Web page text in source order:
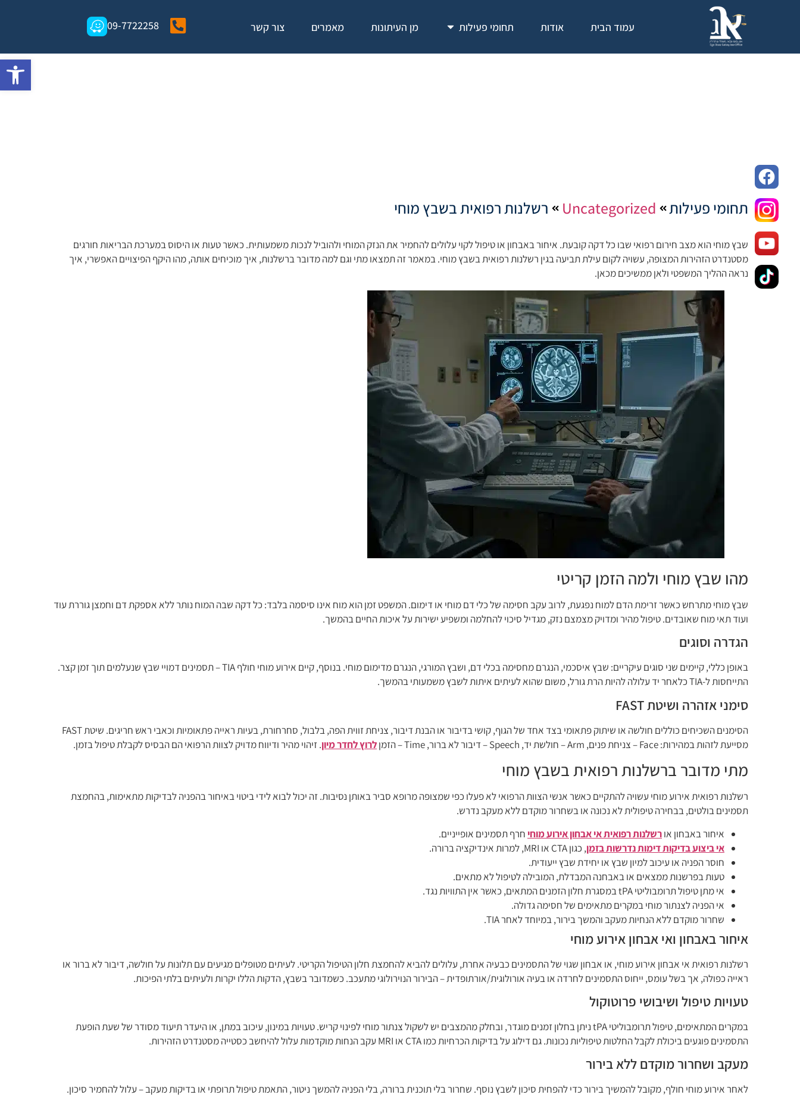
עמוד הבית אודות תחומי פעילות מן העיתונות מאמרים צור קשר 09-7722258 רשלנות רפואית בשבץ מוחי
תחומי פעילות Uncategorized רשלנות רפואית בשבץ מוחי
שבץ מוחי הוא מצב חירום רפואי שבו כל דקה קובעת. איחור באבחון או טיפול לקוי עלולים להחמיר את הנזק המוחי ולהוביל לנכות משמעותית. כאשר טעות או היסוס במערכת הבריאות חורגים
מסטנדרט הזהירות המצופה, עשויה לקום עילת תביעה בגין רשלנות רפואית בשבץ מוחי. במאמר זה תמצאו מתי וגם למה מדובר ברשלנות, איך מוכיחים אותה, מהו היקף הפיצויים האפשרי, איך
נראה ההליך המשפטי ולאן ממשיכים מכאן.
מהו שבץ מוחי ולמה הזמן קריטי
שבץ מוחי מתרחש כאשר זרימת הדם למוח נפגעת, לרוב עקב חסימה של כלי דם מוחי או דימום. המשפט זמן הוא מוח אינו סיסמה בלבד: כל דקה שבה המוח נותר ללא אספקת דם וחמצן גוררת עוד
ועוד תאי מוח שאובדים. טיפול מהיר ומדויק מצמצם נזק, מגדיל סיכוי להחלמה ומשפיע ישירות על איכות החיים בהמשך.
הגדרה וסוגים
באופן כללי, קיימים שני סוגים עיקריים: שבץ איסכמי, הנגרם מחסימה בכלי דם, ושבץ המורגי, הנגרם מדימום מוחי. בנוסף, קיים אירוע מוחי חולף TIA – תסמינים דמויי שבץ שנעלמים תוך זמן קצר.
התייחסות ל-TIA כלאחר יד עלולה להיות הרת גורל, משום שהוא לעיתים איתות לשבץ משמעותי בהמשך.
סימני אזהרה ושיטת FAST
הסימנים השכיחים כוללים חולשה או שיתוק פתאומי בצד אחד של הגוף, קושי בדיבור או הבנת דיבור, צניחת זווית הפה, בלבול, סחרחורת, בעיות ראייה פתאומיות וכאבי ראש חריגים. שיטת FAST
מסייעת לזהות במהירות: Face – צניחת פנים, Arm – חולשת יד, Speech – דיבור לא ברור, Time – הזמן
לרוץ לחדר מיון. זיהוי מהיר ודיווח מדויק לצוות הרפואי הם הבסיס לקבלת טיפול בזמן.
מתי מדובר ברשלנות רפואית בשבץ מוחי
רשלנות רפואית אירוע מוחי עשויה להתקיים כאשר אנשי הצוות הרפואי לא פעלו כפי שמצופה מרופא סביר באותן נסיבות. זה יכול לבוא לידי ביטוי באיחור בהפניה לבדיקות מתאימות, בהחמצת
תסמינים בולטים, בבחירה טיפולית לא נכונה או בשחרור מוקדם ללא מעקב נדרש.
איחור באבחון אורשלנות רפואית אי אבחון אירוע מוחי חרף תסמינים אופייניים.
אי ביצוע בדיקות דימות נדרשות בזמן, כגון CTA או MRI, למרות אינדיקציה ברורה.
חוסר הפניה או עיכוב למיון שבץ או יחידת שבץ ייעודית.
טעות בפרשנות ממצאים או באבחנה המבדלת, המובילה לטיפול לא מתאים.
אי מתן טיפול תרומבוליטי tPA במסגרת חלון הזמנים המתאים, כאשר אין התוויות נגד.
אי הפניה לצנתור מוחי במקרים מתאימים של חסימה גדולה.
שחרור מוקדם ללא הנחיות מעקב והמשך בירור, במיוחד לאחר TIA.
איחור באבחון ואי אבחון אירוע מוחי
רשלנות רפואית אי אבחון אירוע מוחי, או אבחון שגוי של התסמינים כבעיה אחרת, עלולים להביא להחמצת חלון הטיפול הקריטי. לעיתים מטופלים מגיעים עם תלונות על חולשה, דיבור לא ברור או
ראייה כפולה, אך בשל עומס, ייחוס התסמינים לחרדה או בעיה אורולוגית/אורתופדית – הבירור הנוירולוגי מתעכב. כשמדובר בשבץ, הדקות הללו יקרות ולעיתים בלתי הפיכות.
טעויות טיפול ושיבושי פרוטוקול
במקרים המתאימים, טיפול תרומבוליטי tPA ניתן בחלון זמנים מוגדר, ובחלק מהמצבים יש לשקול צנתור מוחי לפינוי קריש. טעויות במינון, עיכוב במתן, או היעדר תיעוד מסודר של שעת הופעת
התסמינים פוגעים ביכולת לקבל החלטות טיפוליות נכונות. גם דילוג על בדיקות הכרחיות כמו CTA או MRI עקב הנחות מוקדמות עלול להיחשב כסטייה מסטנדרט הזהירות.
מעקב ושחרור מוקדם ללא בירור
לאחר אירוע מוחי חולף, מקובל להמשיך בירור כדי להפחית סיכון לשבץ נוסף. שחרור בלי תוכנית ברורה, בלי הפניה להמשך ניטור, התאמת טיפול תרופתי או בדיקות מעקב – עלול להחמיר סיכון.
פתח